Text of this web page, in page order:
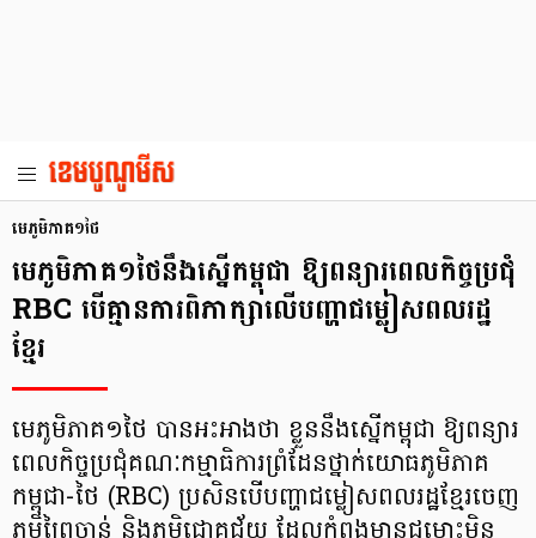
មេភូមិភាគ១ថៃ
មេភូមិភាគ១ថៃនឹងស្នើកម្ពុជា ឱ្យពន្យារពេលកិច្ចប្រជុំ
RBC បើគ្មានការពិភាក្សាលើបញ្ហាជម្លៀសពលរដ្ឋ
ខ្មែរ
មេភូមិភាគ១ថៃ បានអះអាងថា ខ្លួននឹងស្នើកម្ពុជា ឱ្យពន្យារ
ពេលកិច្ចប្រជុំគណៈកម្មាធិការព្រំដែនថ្នាក់យោធភូមិភាគ
កម្ពុជា-ថៃ (RBC) ប្រសិនបើបញ្ហាជម្លៀសពលរដ្ឋខ្មែរចេញ